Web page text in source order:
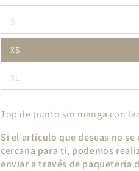
S
XS
XL
Top de punto sin manga con
Si el artículo que deseas no
cercana para ti, podemos
enviar a través de paquetería